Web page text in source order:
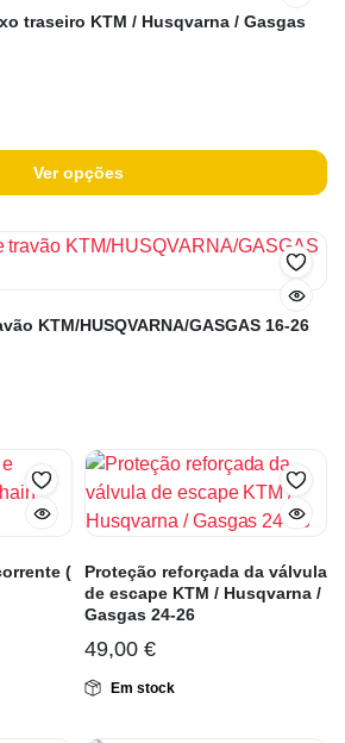
traseiro KTM / Husqvarna / Gasgas
Ver opções
KTM/HUSQVARNA/GASGAS 16-26
(
Proteção reforçada da válvula
de escape KTM / Husqvarna /
Gasgas 24-26
49,00 €
Em stock